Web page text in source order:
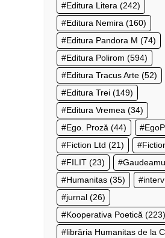
Editura Litera (242)
Editura Nemira (160)
Editura Pandora M (74)
Editura Polirom (594)
Editura Tracus Arte (52)
Editura Trei (149)
Editura Vremea (34)
Ego. Proză (44)
Fiction Ltd (21)
FILIT (23)
Humanitas (35)
jurnal (26)
Kooperativa Poetică (223)
librăria Humanitas de la